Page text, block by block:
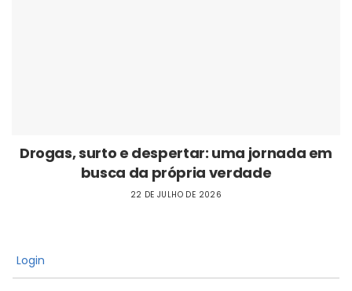
Drogas, surto e despertar: uma jornada em
busca da própria verdade
22 DE JULHO DE 2026
Login